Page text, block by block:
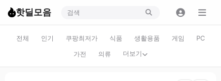
핫딜모음
전체 인기 쿠팡최저가 식품 생활용품 게임
PC
가전
의류 더보기